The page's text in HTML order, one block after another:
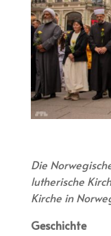
Die
lutherische
Kirche in
Geschichte